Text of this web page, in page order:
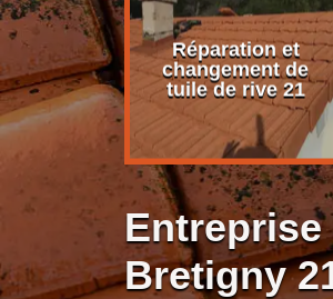
de
21
Réparation et
changement de
tuile de rive 21
Bretigny